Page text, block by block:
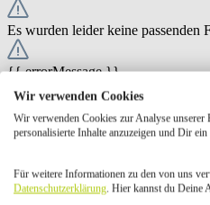
Es wurden leider keine passenden
{{ errorMessage }}
{{
{{ store.label }}
Ausgewählt Auswählen
Öffnungszeiten:
Wir verwenden Cookies
Wir verwenden Cookies zur Analyse unserer
personalisierte Inhalte anzuzeigen und Dir
Für weitere Informationen zu den von uns
Datenschutzerklärung. Hier kannst du Deine